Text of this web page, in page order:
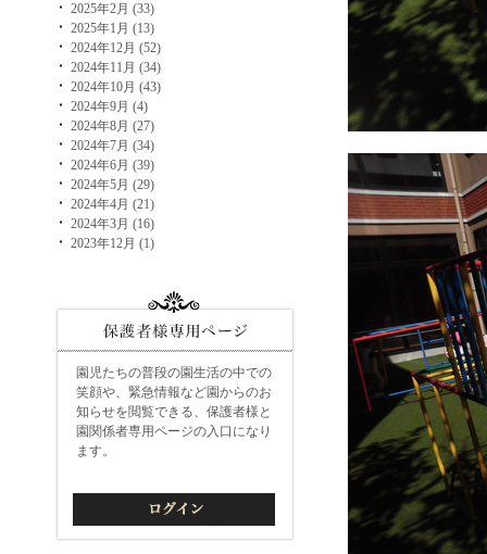
2025年2月 (33)
2025年1月 (13)
2024年12月 (52)
2024年11月 (34)
2024年10月 (43)
2024年9月 (4)
2024年8月 (27)
2024年7月 (34)
2024年6月 (39)
2024年5月 (29)
2024年4月 (21)
2024年3月 (16)
2023年12月 (1)
園児たちの普段の園生活の中での
笑顔や、緊急情報など園からのお
知らせを閲覧できる、保護者様と
園関係者専用ページの入口になり
ます。